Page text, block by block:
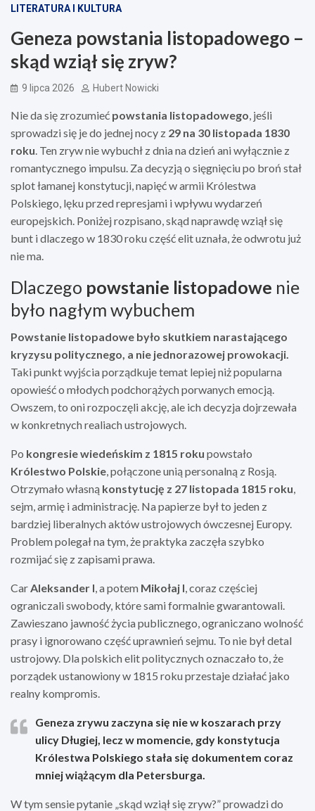
LITERATURA I KULTURA
Geneza powstania listopadowego –
skąd wziął się zryw?
9 lipca 2026 Hubert Nowicki
Nie da się zrozumieć powstania listopadowego , jeśli
sprowadzi się je do jednej nocy z 29 na 30 listopada 1830
roku . Ten zryw nie wybuchł z dnia na dzień ani wyłącznie z
romantycznego impulsu. Za decyzją o sięgnięciu po broń stał
splot łamanej konstytucji, napięć w armii Królestwa
Polskiego, lęku przed represjami i wpływu wydarzeń
europejskich. Poniżej rozpisano, skąd naprawdę wziął się
bunt i dlaczego w 1830 roku część elit uznała, że odwrotu już
nie ma.
Dlaczego powstanie listopadowe nie
było nagłym wybuchem
Powstanie listopadowe było skutkiem narastającego
kryzysu politycznego, a nie jednorazowej prowokacji.
Taki punkt wyjścia porządkuje temat lepiej niż popularna
opowieść o młodych podchorążych porwanych emocją.
Owszem, to oni rozpoczęli akcję, ale ich decyzja dojrzewała
w konkretnych realiach ustrojowych.
Po kongresie wiedeńskim z 1815 roku powstało
Królestwo Polskie , połączone unią personalną z Rosją.
Otrzymało własną konstytucję z 27 listopada 1815 roku
sejm, armię i administrację. Na papierze był to jeden z
bardziej liberalnych aktów ustrojowych ówczesnej Europy.
Problem polegał na tym, że praktyka zaczęła szybko
rozmijać się z zapisami prawa.
Car Aleksander I , a potem Mikołaj I , coraz częściej
ograniczali swobody, które sami formalnie gwarantowali.
Zawieszano jawność życia publicznego, ograniczano wolność
prasy i ignorowano część uprawnień sejmu. To nie był detal
ustrojowy. Dla polskich elit politycznych oznaczało to, że
porządek ustanowiony w 1815 roku przestaje działać jako
realny kompromis.
Geneza zrywu zaczyna się nie w koszarach przy
ulicy Długiej, lecz w momencie, gdy konstytucja
Królestwa Polskiego stała się dokumentem coraz
mniej wiążącym dla Petersburga.
W tym sensie pytanie „skąd wziął się zryw?” prowadzi do